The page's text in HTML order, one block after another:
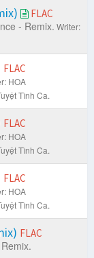
FLAC
- Remix. Writer:
FLAC
HOA
Tình Ca.
FLAC
HOA
Tình Ca.
FLAC
HOA
Tình Ca.
FLAC